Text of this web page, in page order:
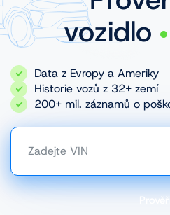
IT
NL
vozidlo
Data z Evropy a Ameriky
Historie vozů z 32+ zemí
200+ mil. záznamů o
Zadejte VIN